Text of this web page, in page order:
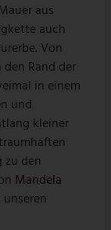
aus
auch
Von
Rand der
in einem
und
kleiner
zu den
Mandela